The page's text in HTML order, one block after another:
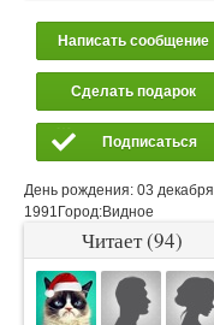
Написать сообщение
Сделать подарок
Подписаться
День рождения: 03 декабря
1991 Город:Видное
Читает (94)